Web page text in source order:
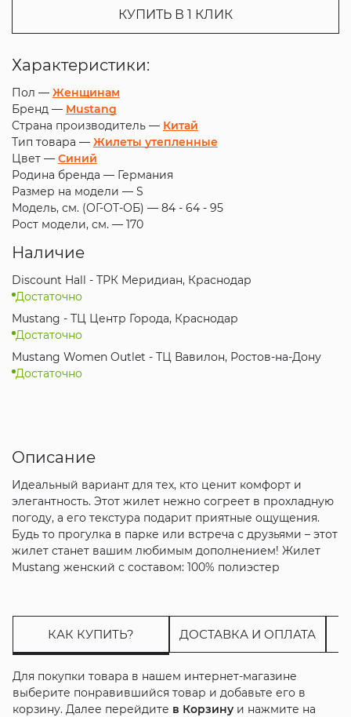
КУПИТЬ В 1 КЛИК
Характеристики:
Пол — Женщинам
Бренд — Mustang
Страна производитель — Китай
Тип товара — Жилеты утепленные
Цвет — Синий
Родина бренда — Германия
Размер на модели — S
Модель, см. (ОГ-ОТ-ОБ) — 84 - 64 - 95
Рост модели, см. — 170
Наличие
Discount Hall - ТРК Меридиан, Краснодар
Достаточно
Mustang - ТЦ Центр Города, Краснодар
Достаточно
Mustang Women Outlet - ТЦ Вавилон, Ростов-на-Дону
Достаточно
Описание
Идеальный вариант для тех, кто ценит комфорт и
элегантность. Этот жилет нежно согреет в прохладную
погоду, а его текстура подарит приятные ощущения.
Будь то прогулка в парке или встреча с друзьями – этот
жилет станет вашим любимым дополнением! Жилет
Mustang женский с составом: 100% полиэстер
КАК КУПИТЬ? ДОСТАВКА И ОПЛАТА
Для покупки товара в нашем интернет-магазине
выберите понравившийся товар и добавьте его в
корзину. Далее перейдите в Корзинуи нажмите на